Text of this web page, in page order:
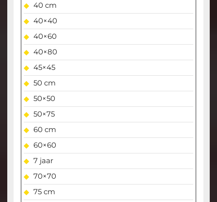
40 cm
40×40
40×60
40×80
45×45
50 cm
50×50
50×75
60 cm
60×60
7 jaar
70×70
75 cm